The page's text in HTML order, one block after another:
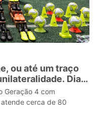
ou até um traço
Dias
de carinho e por aí
Geração 4 com
cerca de 80